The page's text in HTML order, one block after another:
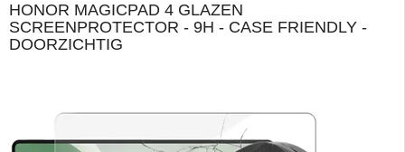
HONOR MAGICPAD 4 GLAZEN
SCREENPROTECTOR - 9H - CASE FRIENDLY -
DOORZICHTIG